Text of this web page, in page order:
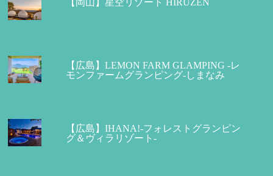
【岡山】星空リゾート HIRUZEN
【広島】LEMON FARM GLAMPING -レ
モンファームグランピング-しまなみ
【広島】IHANA!-フォレストグランピン
グ＆ヴィラリゾート-